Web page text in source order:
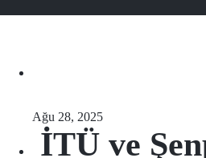
Ağu 28, 2025
İTÜ ve